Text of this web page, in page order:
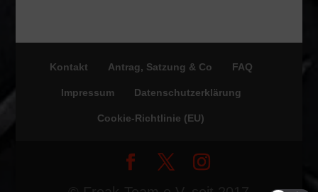
Kontakt Antrag, Satzung & Co FAQ
Impressum Datenschutzerklärung
Cookie-Richtlinie (EU)